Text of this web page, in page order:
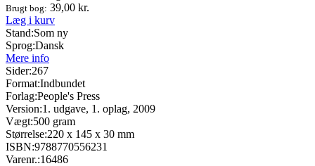
Brugt bog: 39,00 kr.
Læg i kurv
Stand:Som ny
Sprog:Dansk
Mere info
Sider:267
Format:Indbundet
Forlag:People's Press
Version:1. udgave, 1. oplag, 2009
Vægt:500 gram
Størrelse:220 x 145 x 30 mm
ISBN:9788770556231
Varenr.:16486